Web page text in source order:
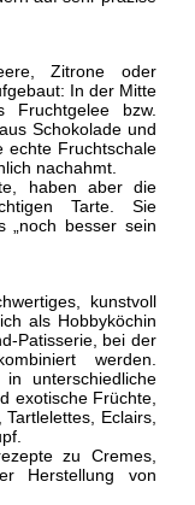
Zitrone oder
In der Mitte
Fruchtgelee bzw.
Schokolade und
echte Fruchtschale
nachahmt.
haben aber die
Tarte. Sie
„noch besser sein
kunstvoll
als Hobbyköchin
bei der
werden.
unterschiedliche
exotische Früchte,
Eclairs,
zu Cremes,
Herstellung von